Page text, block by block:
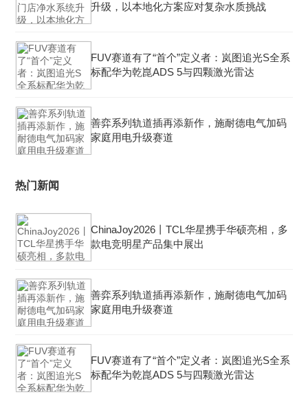
升级，以本地化方案应对复杂水质挑战
FUV赛道有了“首个”定义者：岚图追光S全系
标配华为乾崑ADS 5与四颗激光雷达
善弈系列轨道插再添新作，施耐德电气加码
家庭用电升级赛道
热门新闻
ChinaJoy2026丨TCL华星携手华硕亮相，多
款电竞明星产品集中展出
善弈系列轨道插再添新作，施耐德电气加码
家庭用电升级赛道
FUV赛道有了“首个”定义者：岚图追光S全系
标配华为乾崑ADS 5与四颗激光雷达